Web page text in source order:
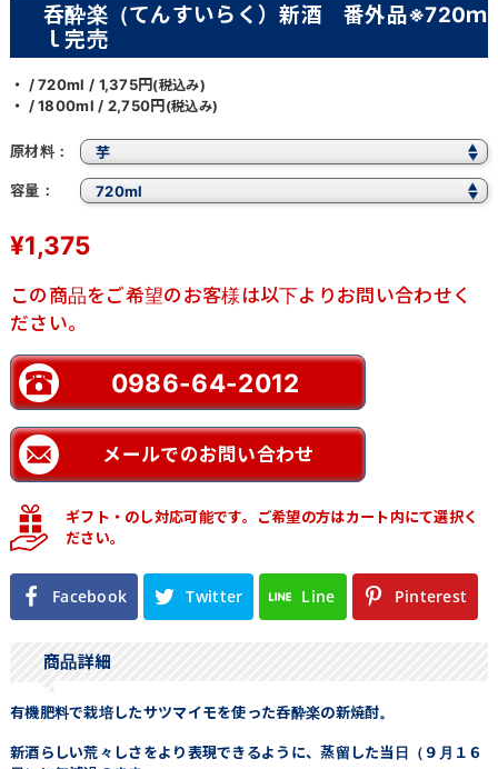
呑酔楽（てんすいらく）新酒 番外品※720ｍ
ｌ完売
/ 720ml / 1,375円 (税込み)
/ 1800ml / 2,750円 (税込み)
原材料
容量
¥1,375
この商品をご希望のお客様は以下よりお問い合わせく
ださい。
0986-64-2012
メールでのお問い合わせ
ギフト・のし対応可能です。ご希望の方はカート内にて選択く
ださい。
Facebook Twitter Line Pinterest
商品詳細
有機肥料で栽培したサツマイモを使った呑酔楽の新焼酎。
新酒らしい荒々しさをより表現できるように、蒸留した当日（９月１６